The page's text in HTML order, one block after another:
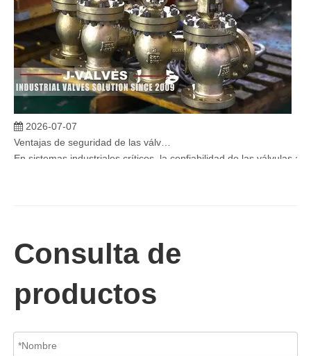
En sistemas industriales críticos, la confiabilidad de las válvulas
Consulta de
productos